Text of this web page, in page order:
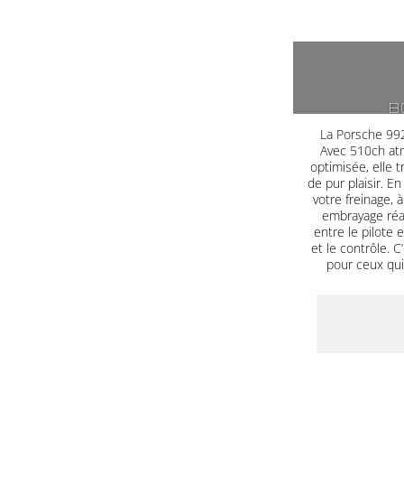
La Porsche
Avec 510ch
optimisée, elle
de pur plaisir.
votre freinage,
embrayage
entre le pilote
et le contrôle.
pour ceux